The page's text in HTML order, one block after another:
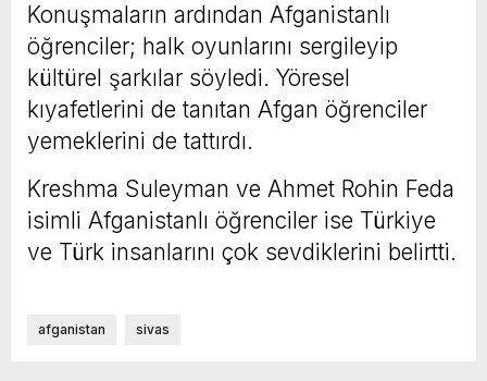
Konuşmaların ardından Afganistanlı
öğrenciler; halk oyunlarını sergileyip
kültürel şarkılar söyledi. Yöresel
kıyafetlerini de tanıtan Afgan öğrenciler
yemeklerini de tattırdı.
Kreshma Suleyman ve Ahmet Rohin Feda
isimli Afganistanlı öğrenciler ise Türkiye
ve Türk insanlarını çok sevdiklerini belirtti.
afganistan sivas